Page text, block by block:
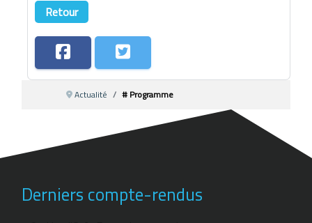
Retour
Actualité # Programme
Derniers compte-rendus